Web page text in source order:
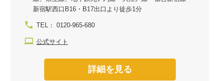
新宿駅西口B16・B17出口より徒歩1分
TEL： 0120-965-680
公式サイト
詳細を見る